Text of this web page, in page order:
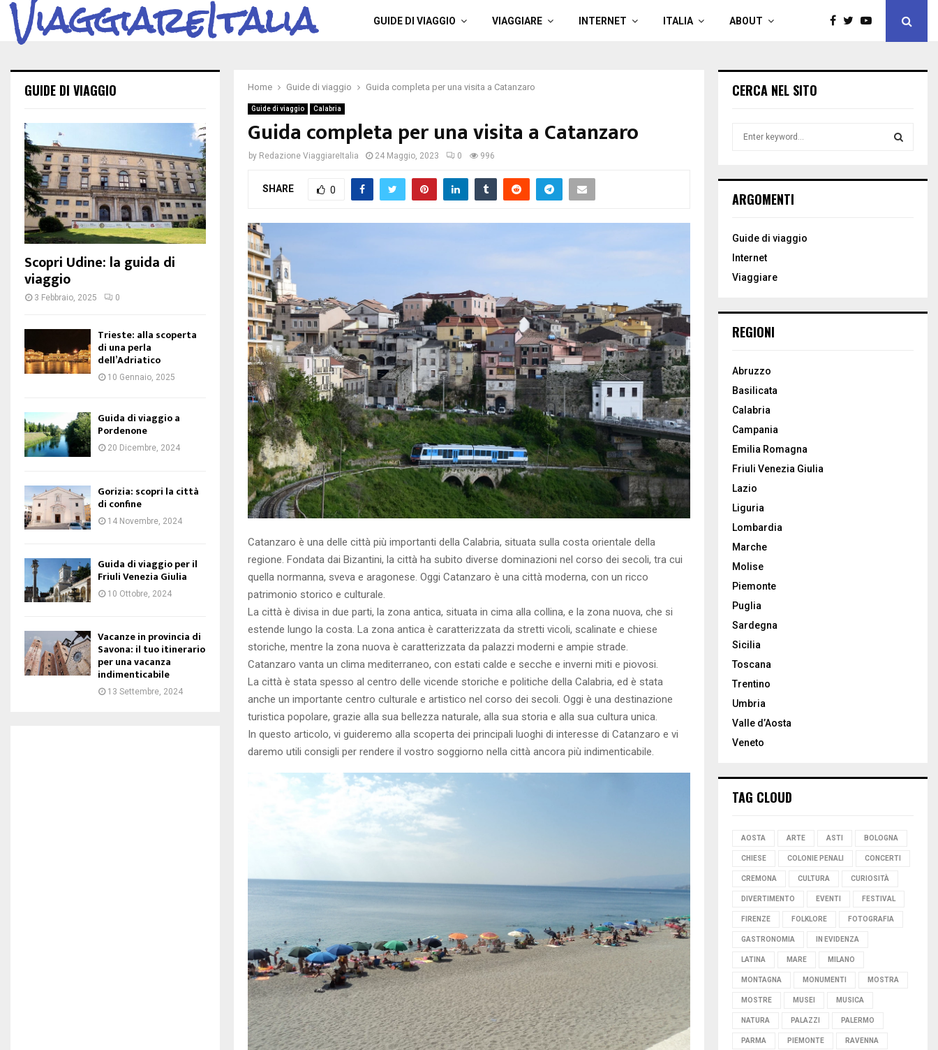
ViaggiareItalia GUIDE DI VIAGGIO VIAGGIARE INTERNET ITALIA ABOUT
Home Guide di viaggio Guida completa per una visita a Catanzaro
Guide di viaggio Calabria
Guida completa per una visita a Catanzaro
by Redazione ViaggiareItalia 24 Maggio, 2023 0 996
SHARE 0
Catanzaro è una delle città più importanti della Calabria, situata sulla costa orientale della
regione. Fondata dai Bizantini, la città ha subito diverse dominazioni nel corso dei secoli, tra cui
quella normanna, sveva e aragonese. Oggi Catanzaro è una città moderna, con un ricco
patrimonio storico e culturale.
La città è divisa in due parti, la zona antica, situata in cima alla collina, e la zona nuova, che si
estende lungo la costa. La zona antica è caratterizzata da stretti vicoli, scalinate e chiese
storiche, mentre la zona nuova è caratterizzata da palazzi moderni e ampie strade.
Catanzaro vanta un clima mediterraneo, con estati calde e secche e inverni miti e piovosi.
La città è stata spesso al centro delle vicende storiche e politiche della Calabria, ed è stata
anche un importante centro culturale e artistico nel corso dei secoli. Oggi è una destinazione
turistica popolare, grazie alla sua bellezza naturale, alla sua storia e alla sua cultura unica.
In questo articolo, vi guideremo alla scoperta dei principali luoghi di interesse di Catanzaro e vi
daremo utili consigli per rendere il vostro soggiorno nella città ancora più indimenticabile.
GUIDE DI VIAGGIO
Scopri Udine: la guida di
viaggio
3 Febbraio, 2025 0
Trieste: alla scoperta
di una perla
dell’Adriatico
10 Gennaio, 2025
Guida di viaggio a
Pordenone
20 Dicembre, 2024
Gorizia: scopri la città
di confine
14 Novembre, 2024
Guida di viaggio per il
Friuli Venezia Giulia
10 Ottobre, 2024
Vacanze in provincia di
Savona: il tuo itinerario
per una vacanza
indimenticabile
13 Settembre, 2024
CERCA NEL SITO
h
o
:
ARGOMENTI
Guide di viaggio
Internet
Viaggiare
REGIONI
Abruzzo
Basilicata
Calabria
Campania
Emilia Romagna
Friuli Venezia Giulia
Lazio
Liguria
Lombardia
Marche
Molise
Piemonte
Puglia
Sardegna
Sicilia
Toscana
Trentino
Umbria
Valle d’Aosta
Veneto
TAG CLOUD
AOSTA ARTE ASTI BOLOGNA
CHIESE COLONIE PENALI CONCERTI
CREMONA CULTURA CURIOSITÀ
DIVERTIMENTO EVENTI FESTIVAL
FIRENZE FOLKLORE FOTOGRAFIA
GASTRONOMIA IN EVIDENZA
LATINA MARE MILANO
MONTAGNA MONUMENTI MOSTRA
MOSTRE MUSEI MUSICA
NATURA PALAZZI PALERMO
PARMA PIEMONTE RAVENNA